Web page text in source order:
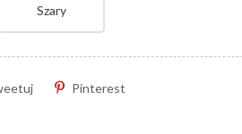
Szary
Pinterest